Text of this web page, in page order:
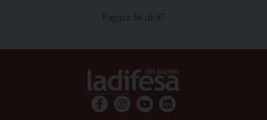
Pagina 36 di 37